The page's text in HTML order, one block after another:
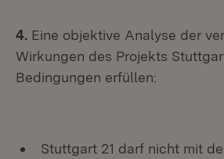
4. Eine objektive Analyse der
Wirkungen des Projekts
Bedingungen erfüllen:
Stuttgart 21 darf nicht mit